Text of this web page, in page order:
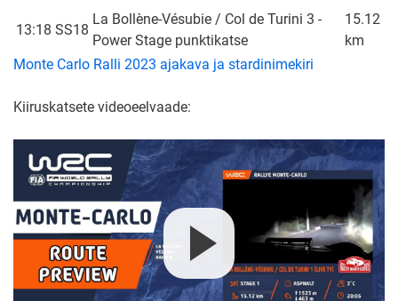
13:18 SS18
La Bollène-Vésubie / Col de Turini 3 -
Power Stage punktikatse
15.12
km
Monte Carlo Ralli 2023 ajakava ja stardinimekiri
Kiiruskatsete videoeelvaade: